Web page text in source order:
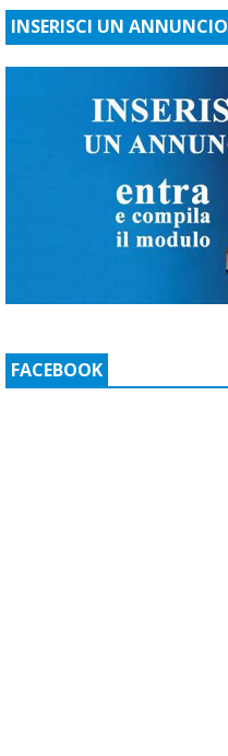
INSERISCI UN ANNUNCIO
FACEBOOK